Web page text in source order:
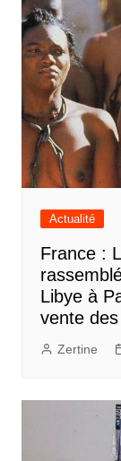
Actualité
France :
Libye à
vente
Zertine